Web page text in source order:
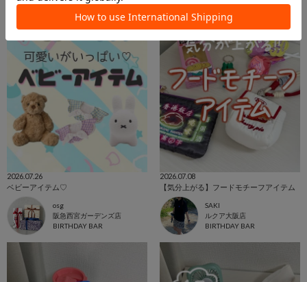
2026.07.26
ベビーアイテム♡
osg
阪急西宮ガーデンズ店
BIRTHDAY BAR
2026.07.08
【気分上がる】フードモチーフアイテム
SAKI
ルクア大阪店
BIRTHDAY BAR